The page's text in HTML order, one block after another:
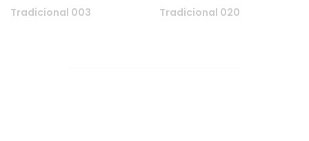
Tradicional 003 Tradicional 020